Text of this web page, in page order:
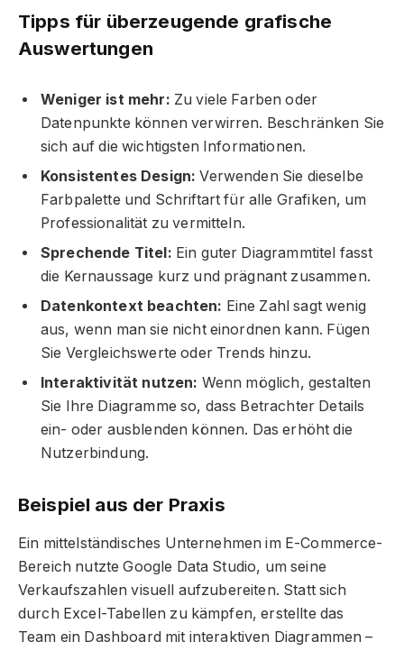
Tipps für überzeugende grafische
Auswertungen
Weniger ist mehr: Zu viele Farben oder
Datenpunkte können verwirren. Beschränken Sie
sich auf die wichtigsten Informationen.
Konsistentes Design: Verwenden Sie dieselbe
Farbpalette und Schriftart für alle Grafiken, um
Professionalität zu vermitteln.
Sprechende Titel: Ein guter Diagrammtitel fasst
die Kernaussage kurz und prägnant zusammen.
Datenkontext beachten: Eine Zahl sagt wenig
aus, wenn man sie nicht einordnen kann. Fügen
Sie Vergleichswerte oder Trends hinzu.
Interaktivität nutzen: Wenn möglich, gestalten
Sie Ihre Diagramme so, dass Betrachter Details
ein- oder ausblenden können. Das erhöht die
Nutzerbindung.
Beispiel aus der Praxis
Ein mittelständisches Unternehmen im E-Commerce-
Bereich nutzte Google Data Studio, um seine
Verkaufszahlen visuell aufzubereiten. Statt sich
durch Excel-Tabellen zu kämpfen, erstellte das
Team ein Dashboard mit interaktiven Diagrammen –